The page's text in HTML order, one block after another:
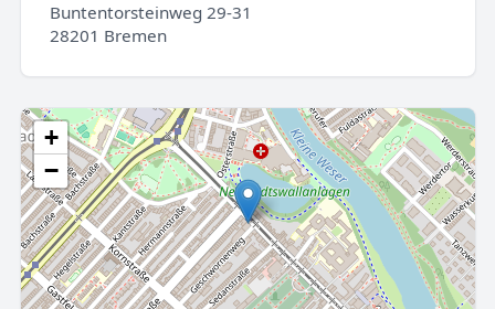
Buntentorsteinweg 29-31
28201 Bremen
+
−